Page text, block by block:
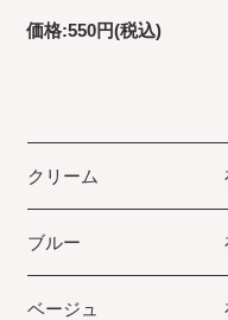
価格:550円(税込)
クリーム
ブルー
ベージュ